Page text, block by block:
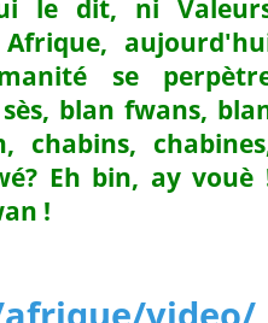
le dit, ni
se
blan fwans,
chabins,
Eh bin, ay vouè
!